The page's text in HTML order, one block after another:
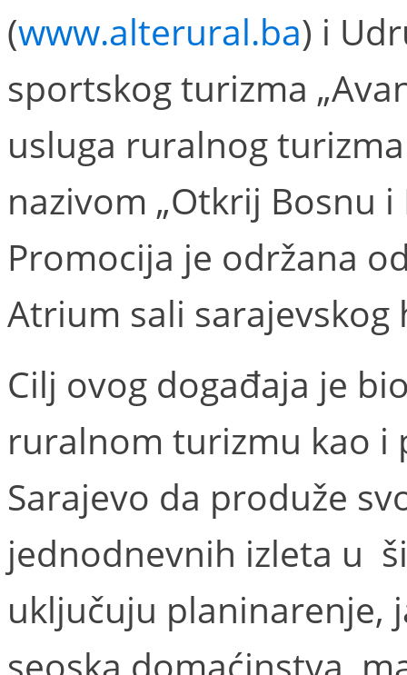
(www.alterural.ba) i
sportskog turizma
usluga ruralnog
nazivom „Otkrij Bosnu
Promocija je održana
Atrium sali sarajevskog
Cilj ovog događaja je
ruralnom turizmu kao i
Sarajevo da produže
jednodnevnih izleta u
uključuju planinarenje,
seoska domaćinstva,